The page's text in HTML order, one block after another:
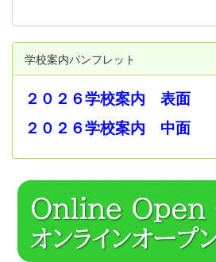
学校案内パンフレット
２０２６学校案内 表面
２０２６学校案内 中面